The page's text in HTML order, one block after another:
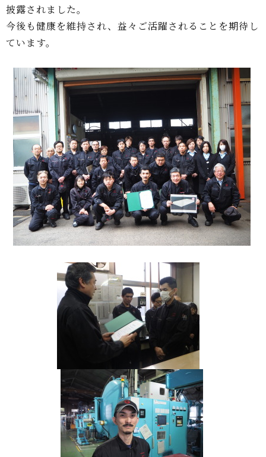
披露されました。
今後も健康を維持され、益々ご活躍されることを期待し
ています。